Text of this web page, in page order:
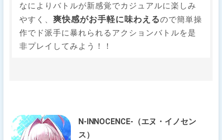
なによりバトルが新感覚でカジュアルに楽しみ
やすく、爽快感がお手軽に味わえるので簡単操
作でド派手に暴れられるアクションバトルを是
非プレイしてみよう！！
N-INNOCENCE-（エヌ・イノセン
ス）